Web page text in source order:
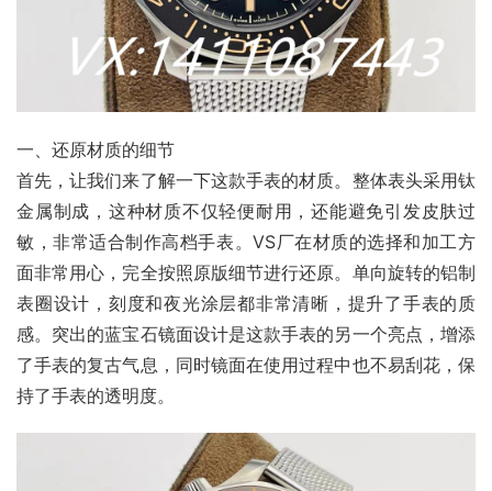
一、还原材质的细节
首先，让我们来了解一下这款手表的材质。整体表头采用钛
金属制成，这种材质不仅轻便耐用，还能避免引发皮肤过
敏，非常适合制作高档手表。VS厂在材质的选择和加工方
面非常用心，完全按照原版细节进行还原。单向旋转的铝制
表圈设计，刻度和夜光涂层都非常清晰，提升了手表的质
感。突出的蓝宝石镜面设计是这款手表的另一个亮点，增添
了手表的复古气息，同时镜面在使用过程中也不易刮花，保
持了手表的透明度。